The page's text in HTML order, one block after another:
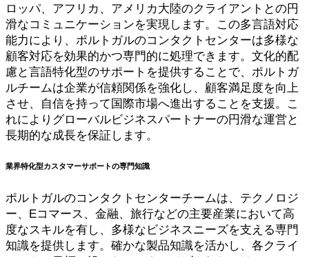
ロッパ、アフリカ、アメリカ大陸のクライアントとの円
滑なコミュニケーションを実現します。この多言語対応
能力により、ポルトガルのコンタクトセンターは多様な
顧客対応を効果的かつ専門的に処理できます。文化的配
慮と言語特化型のサポートを提供することで、ポルトガ
ルチームは企業が信頼関係を強化し、顧客満足度を向上
させ、自信を持って国際市場へ進出することを支援。こ
れによりグローバルビジネスパートナーの円滑な運営と
長期的な成長を保証します。
業界特化型カスタマーサポートの専門知識
ポルトガルのコンタクトセンターチームは、テクノロジ
ー、Eコマース、金融、旅行などの主要産業において高
度なスキルを有し、多様なビジネスニーズを支える専門
知識を提供します。確かな製品知識を活かし、各クライ